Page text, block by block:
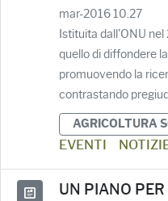
mar-2016 10.27
Istituita dall'ONU
quello di diffondere
promuovendo la
contrastando
AGRICOLTURA
EVENTI
UN PIANO